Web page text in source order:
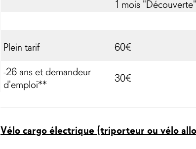
1 mois "Découverte"
Plein tarif 60€
-26 ans et demandeur
d'emploi**
30€
Vélo cargo électrique (triporteur ou vélo